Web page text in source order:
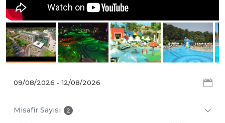
Misafir Sayısı 2